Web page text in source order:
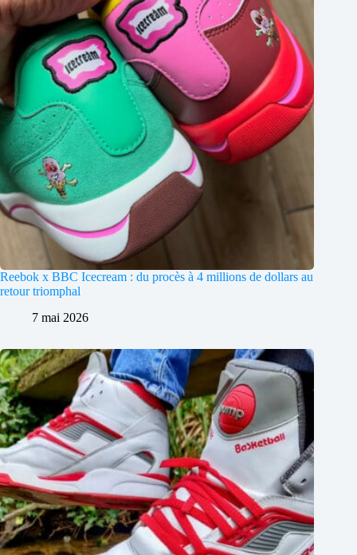
Reebok x BBC Icecream : du procès à 4 millions de dollars au
retour triomphal
7 mai 2026